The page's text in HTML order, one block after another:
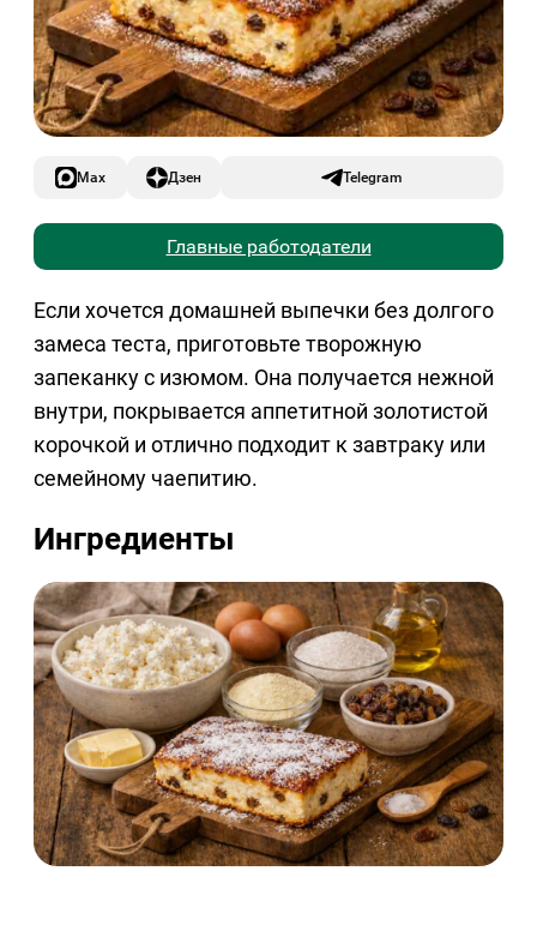
Max Дзен Telegram
Главные работодатели
Если хочется домашней выпечки без долгого
замеса теста, приготовьте творожную
запеканку с изюмом. Она получается нежной
внутри, покрывается аппетитной золотистой
корочкой и отлично подходит к завтраку или
семейному чаепитию.
Ингредиенты